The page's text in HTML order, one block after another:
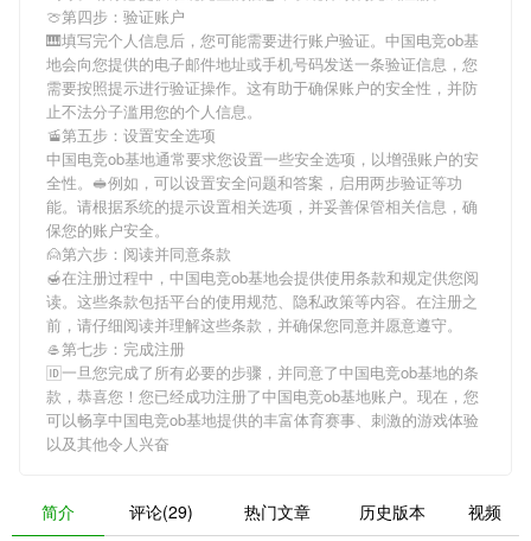
🍈第四步：验证账户
🎹填写完个人信息后，您可能需要进行账户验证。 中国电竞ob基
地会向您提供的电子邮件地址或手机号码发送一条验证信息，您
需要按照提示进行验证操作。这有助于确保账户的安全性，并防
止不法分子滥用您的个人信息。
🚡第五步：设置安全选项
中国电竞ob基地通常要求您设置一些安全选项，以增强账户的安
全性。🥪例如，可以设置安全问题和答案，启用两步验证等功
能。请根据系统的提示设置相关选项，并妥善保管相关信息，确
保您的账户安全。
🙍第六步：阅读并同意条款
🍯在注册过程中， 中国电竞ob基地会提供使用条款和规定供您阅
读。这些条款包括平台的使用规范、隐私政策等内容。在注册之
前，请仔细阅读并理解这些条款，并确保您同意并愿意遵守。
🥌第七步：完成注册
🆔一旦您完成了所有必要的步骤，并同意了中国电竞ob基地的条
款，恭喜您！您已经成功注册了中国电竞ob基地账户。现在，您
可以畅享中国电竞ob基地提供的丰富体育赛事、刺激的游戏体验
以及其他令人兴奋
简介 评论(29) 热门文章 历史版本 视频